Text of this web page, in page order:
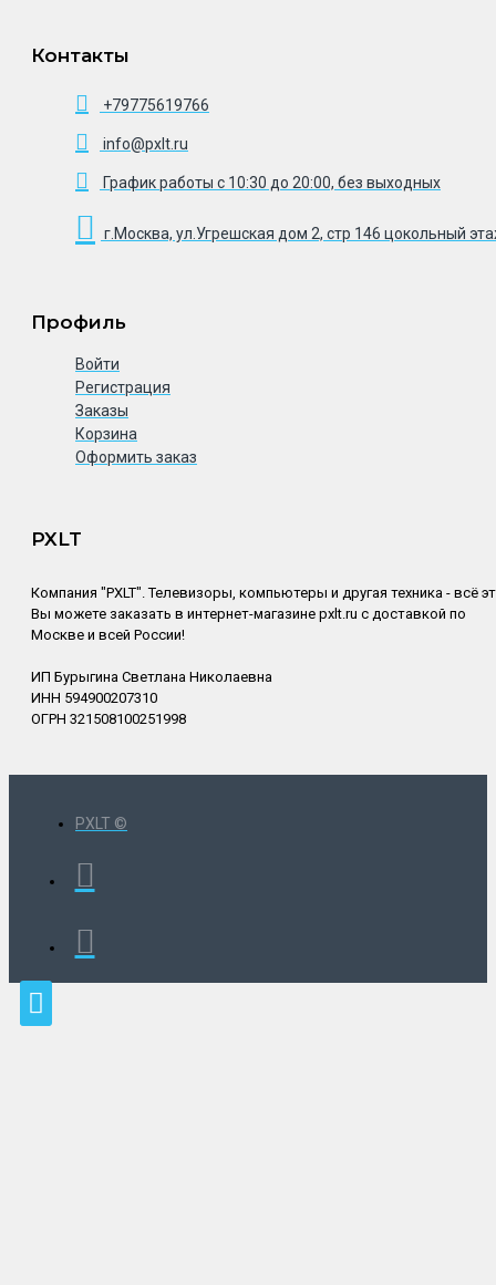
Контакты
+79775619766
info@pxlt.ru
График работы с 10:30 до 20:00, без выходных
г.Москва, ул.Угрешская дом 2, стр 146 цокольный
Профиль
Войти
Регистрация
Заказы
Корзина
Оформить заказ
PXLT
Компания "PXLT". Телевизоры, компьютеры и другая техника - всё
Вы можете заказать в интернет-магазине pxlt.ru с доставкой по
Москве и всей России!
ИП Бурыгина Светлана Николаевна
ИНН 594900207310
ОГРН 321508100251998
PXLT ©